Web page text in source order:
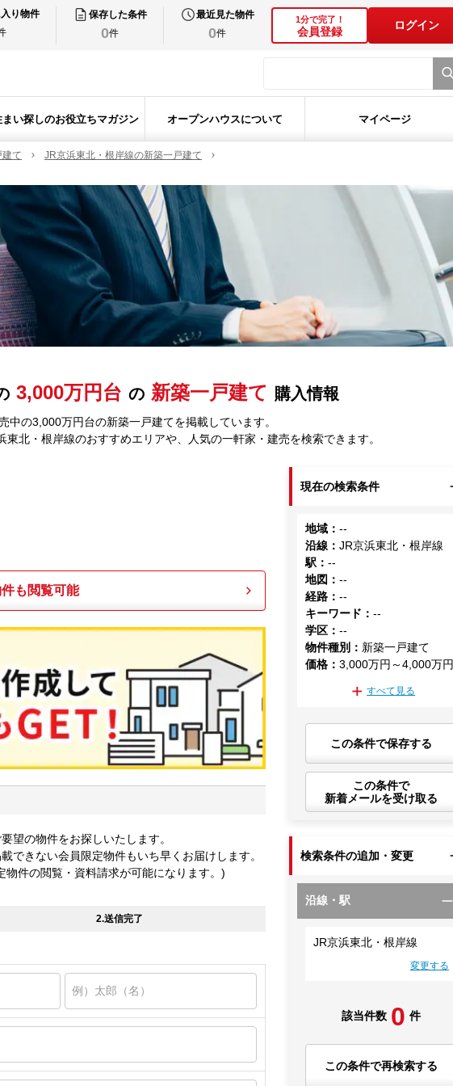
り物件 保存した条件
0件
最近見た物件
0件
1分で完了！
会員登録
ログイン
まい探しのお役立ちマガジン オープンハウスについて マイページ
て
JR京浜東北・根岸線の新築一戸建て
3,000万円台 の 新築一戸建て 購入情報
中の3,000万円台の新築一戸建てを掲載しています。
北・根岸線のおすすめエリアや、人気の一軒家・建売を検索できます。
も閲覧可能
望の物件をお探しいたします。
できない会員限定物件もいち早くお届けします。
件の閲覧・資料請求が可能になります。)
2.送信完了
現在の検索条件
地域 ：--
沿線 ：JR京浜東北・根岸線
駅 ：--
地図 ：--
経路 ：--
キーワード ：--
学区 ：--
物件種別 ： 新築一戸建て
価格 ：3,000万円～4,000万円
すべて見る
この条件で保存する
この条件で
新着メールを受け取る
検索条件の追加・変更
沿線・駅
JR京浜東北・根岸線
変更する
該当件数 0 件
この条件で再検索する